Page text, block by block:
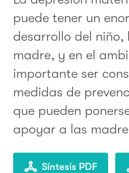
puede tener un
desarrollo del
madre, y en el
importante ser
medidas de
que pueden
apoyar a las
Síntesis PDF